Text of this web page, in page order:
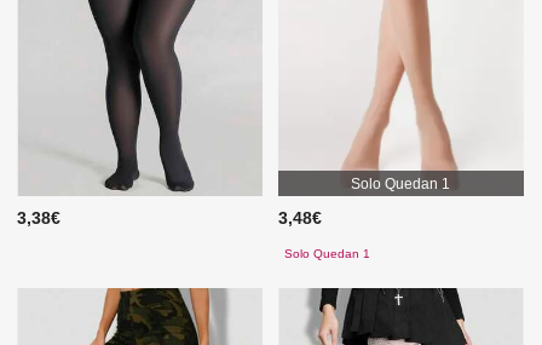
3,38€
Solo Quedan 1
3,48€
Solo Quedan 1